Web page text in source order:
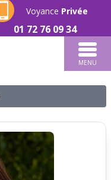
Voyance Privée
01 72 76 09 34
MENU